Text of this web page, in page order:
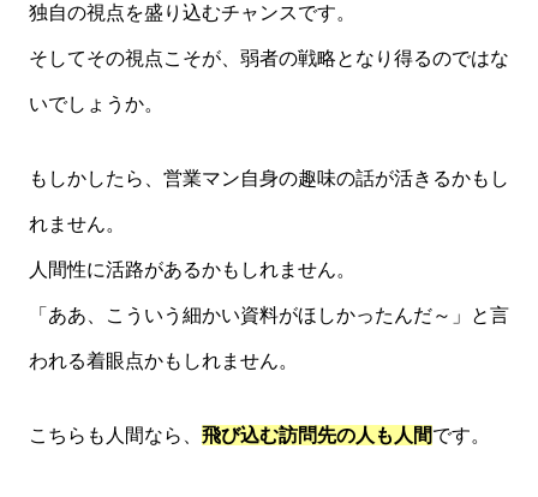
独自の視点を盛り込むチャンスです。
そしてその視点こそが、弱者の戦略となり得るのではな
いでしょうか。
もしかしたら、営業マン自身の趣味の話が活きるかもし
れません。
人間性に活路があるかもしれません。
「ああ、こういう細かい資料がほしかったんだ～」と言
われる着眼点かもしれません。
こちらも人間なら、 飛び込む訪問先の人も人間です。